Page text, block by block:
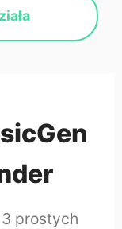
prostych